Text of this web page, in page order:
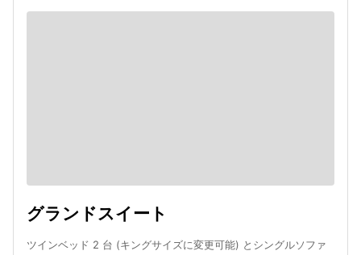
グランドスイート
ツインベッド 2 台 (キングサイズに変更可能) とシングルソファ